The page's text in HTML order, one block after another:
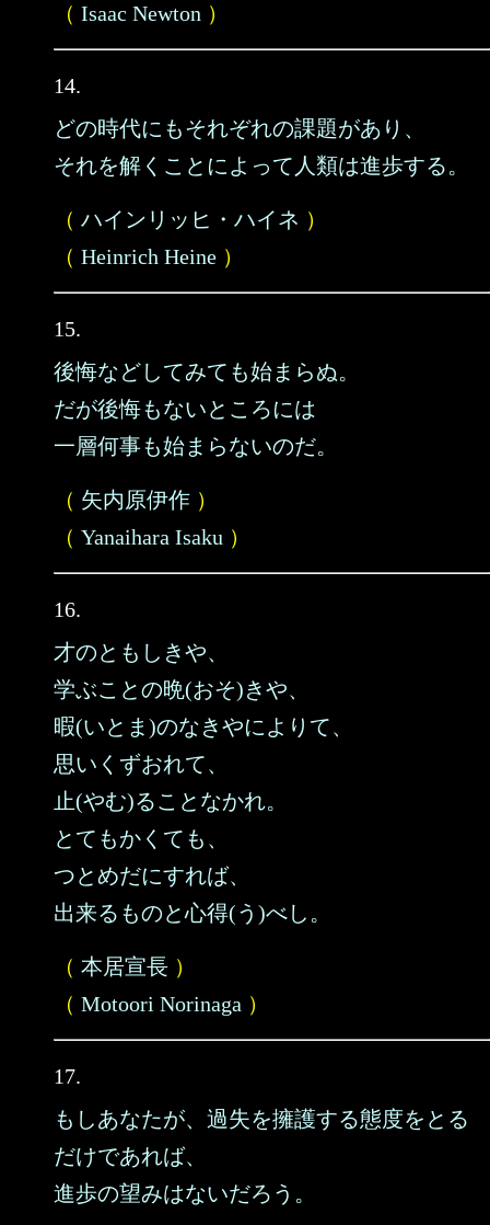
（ Isaac Newton ）
14.
どの時代にもそれぞれの課題があり、
それを解くことによって人類は進歩する。
（ ハインリッヒ・ハイネ ）
（ Heinrich Heine ）
15.
後悔などしてみても始まらぬ。
だが後悔もないところには
一層何事も始まらないのだ。
（ 矢内原伊作 ）
（ Yanaihara Isaku ）
16.
才のともしきや、
学ぶことの晩(おそ)きや、
暇(いとま)のなきやによりて、
思いくずおれて、
止(やむ)ることなかれ。
とてもかくても、
つとめだにすれば、
出来るものと心得(う)べし。
（ 本居宣長 ）
（ Motoori Norinaga ）
17.
もしあなたが、過失を擁護する態度をとる
だけであれば、
進歩の望みはないだろう。